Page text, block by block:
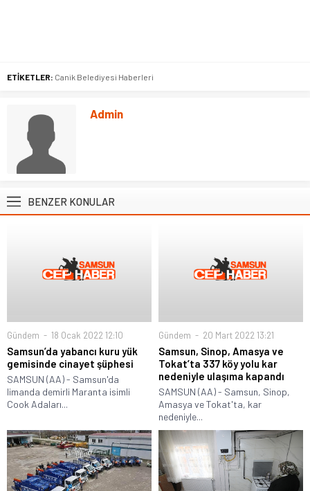
ETİKETLER: Canik Belediyesi Haberleri
Admin
BENZER KONULAR
Gündem 18 Ocak 2022 12:10
Samsun’da yabancı kuru yük
gemisinde cinayet şüphesi
SAMSUN (AA) - Samsun'da
limanda demirli Maranta isimli
Cook Adaları...
Gündem 20 Mart 2022 13:21
Samsun, Sinop, Amasya ve
Tokat’ta 337 köy yolu kar
nedeniyle ulaşıma kapandı
SAMSUN (AA) - Samsun, Sinop,
Amasya ve Tokat'ta, kar
nedeniyle...